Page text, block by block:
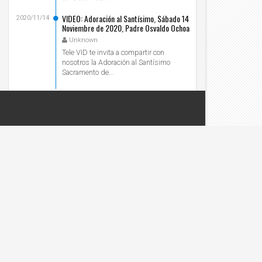
VIDEO: Adoración al Santísimo, Sábado 14
Noviembre de 2020, Padre Osvaldo Ochoa
- Tele VID
Unknown
2020/11/14
Tele VID te invita a compartir con
nosotros la Adoración al Santísimo
Sacramento de...